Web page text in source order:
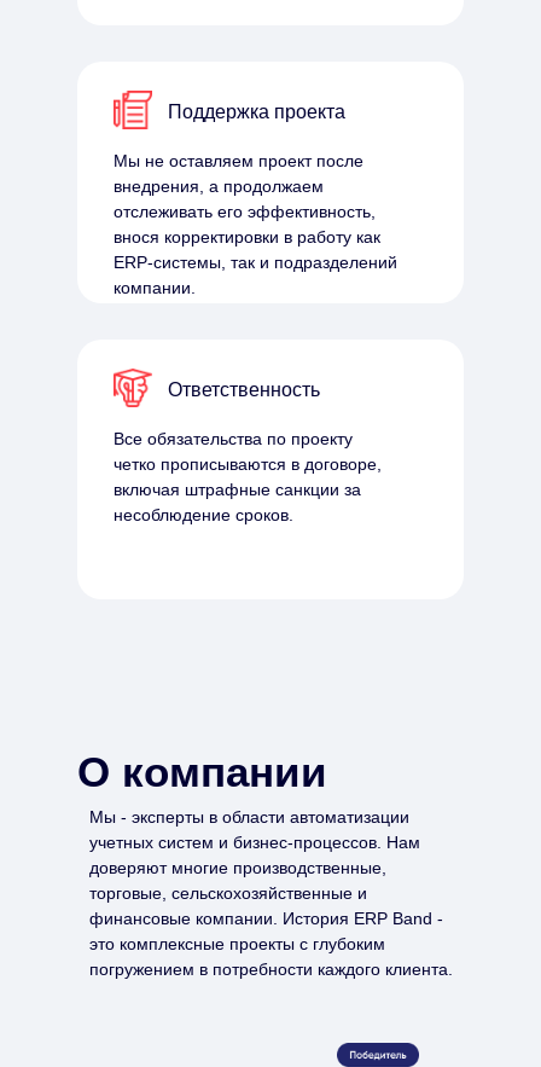
Поддержка проекта
Мы не оставляем проект после
внедрения, а продолжаем
отслеживать его эффективность,
внося корректировки в работу как
ERP-системы, так и подразделений
компании.
Ответственность
Все обязательства по проекту
четко прописываются в договоре,
включая штрафные санкции за
несоблюдение сроков.
Мы - эксперты в области автоматизации
учетных систем и бизнес-процессов. Нам
доверяют многие производственные,
торговые, сельскохозяйственные и
финансовые компании. История ERP Band -
это комплексные проекты с глубоким
погружением в потребности каждого клиента.
О компании